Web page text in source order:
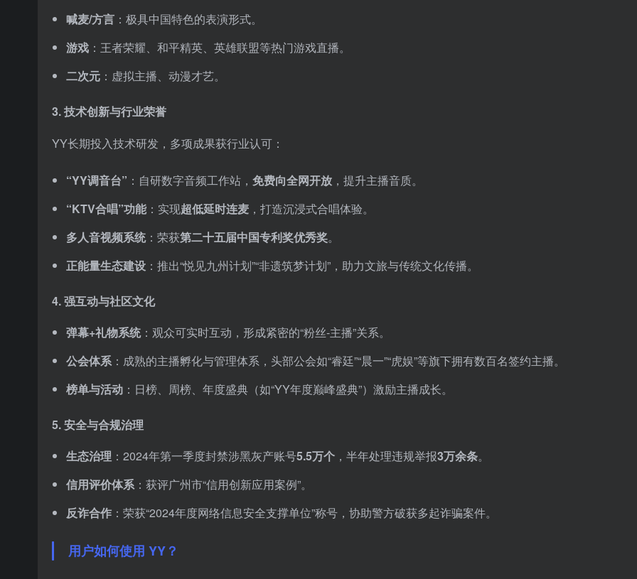
喊麦/方言 ：极具中国特色的表演形式。
游戏 ：王者荣耀、和平精英、英雄联盟等热门游戏直播。
二次元 ：虚拟主播、动漫才艺。
3.技术创新与行业荣誉
YY长期投入技术研发，多项成果获行业认可：
“YY调音台” ：自研数字音频工作站， 免费向全网开放 ，提升主播音质。
“KTV合唱”功能：实现超低延时连麦 ，打造沉浸式合唱体验。
多人音视频系统：荣获第二十五届中国专利奖优秀奖。
正能量生态建设 ：推出“悦见九州计划”“非遗筑梦计划”，助力文旅与传统文化传播。
4.强互动与社区文化
弹幕+礼物系统：观众可实时互动，形成紧密的“粉丝-主播”关系。
公会体系：成熟的主播孵化与管理体系，头部公会如“睿廷”“晨一”“虎娱”等旗下拥有数百名签约主播。
榜单与活动 ：日榜、周榜、年度盛典（如“YY年度巅峰盛典”）激励主播成长。
5.安全与合规治理
生态治理 ：2024年第一季度封禁涉黑灰产账号5.5万个 ，半年处理违规举报3万余条。
信用评价体系：获评广州市“信用创新应用案例”。
反诈合作 ：荣获“2024年度网络信息安全支撑单位”称号，协助警方破获多起诈骗案件。
用户如何使用 YY？